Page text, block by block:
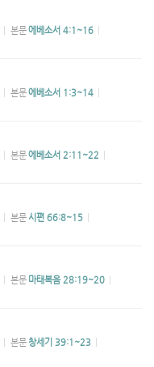
본문에베소서 4:1~16
본문에베소서 1:3~14
본문에베소서 2:11~22
본문 시편 66:8~15
본문 마태복음 28:19~20
본문 창세기 39:1~23